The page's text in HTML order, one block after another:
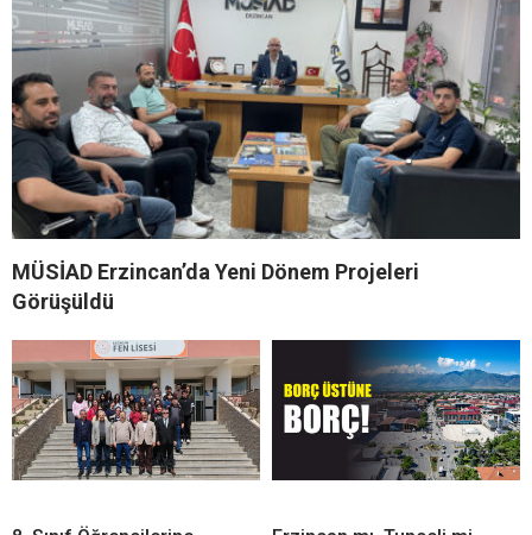
MÜSİAD Erzincan’da Yeni Dönem Projeleri
Görüşüldü